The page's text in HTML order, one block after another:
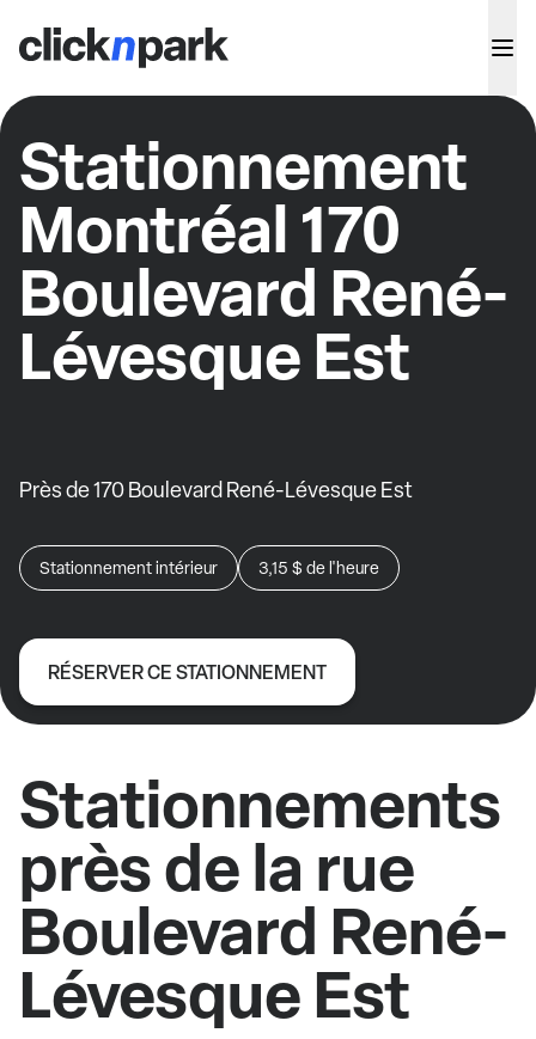
Stationnement
Montréal 170
Boulevard René-
Lévesque Est
Près de 170 Boulevard René-Lévesque Est
Stationnement intérieur 3,15 $ de l'heure
RÉSERVER CE STATIONNEMENT
Stationnements
près de la rue
Boulevard René-
Lévesque Est